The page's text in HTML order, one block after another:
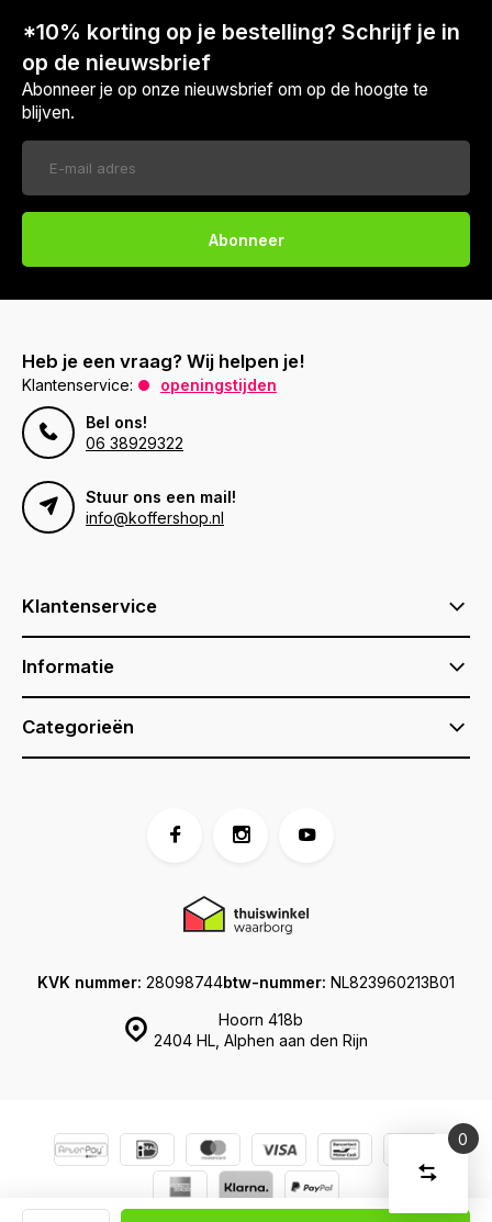
*10% korting op je bestelling? Schrijf je in
op de nieuwsbrief
Abonneer je op onze nieuwsbrief om op de hoogte te
blijven.
Abonneer
Heb je een vraag? Wij helpen je!
Klantenservice:
openingstijden
Bel ons!
06 38929322
Stuur ons een mail!
info@koffershop.nl
Klantenservice
Informatie
Categorieën
Hoorn 418b
2404 HL, Alphen aan den Rijn
KVK nummer: 28098744btw-nummer: NL823960213B01
0
Vergelijk
Verwijder
U
Start